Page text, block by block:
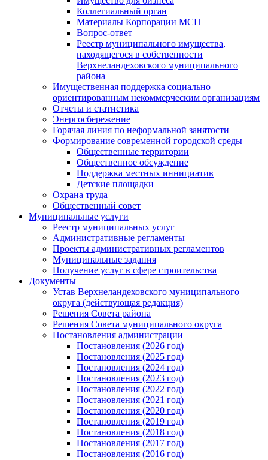
Коллегиальный орган
Материалы Корпорации МСП
Вопрос-ответ
Реестр муниципального имущества,
находящегося в собственности
Верхнеландеховского муниципального
района
Имущественная поддержка социально
ориентированным некоммерческим организациям
Отчеты и статистика
Энергосбережение
Горячая линия по неформальной занятости
Формирование современной городской среды
Общественные территории
Общественное обсуждение
Поддержка местных иннициатив
Детские площадки
Охрана труда
Общественный совет
Муниципальные услуги
Реестр муниципальных услуг
Административные регламенты
Проекты административных регламентов
Муниципальные задания
Получение услуг в сфере строительства
Документы
Устав Верхнеландеховского муниципального
округа (действующая редакция)
Решения Совета района
Решения Совета муниципального округа
Постановления администрации
Постановления (2026 год)
Постановления (2025 год)
Постановления (2024 год)
Постановления (2023 год)
Постановления (2022 год)
Постановления (2021 год)
Постановления (2020 год)
Постановления (2019 год)
Постановления (2018 год)
Постановления (2017 год)
Постановления (2016 год)